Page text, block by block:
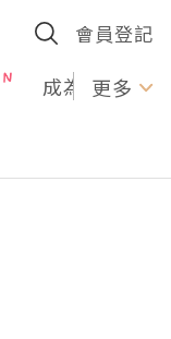
會員登記
成為U更多